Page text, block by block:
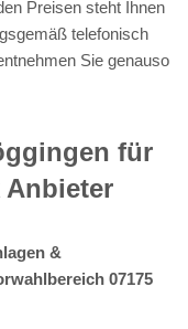
Preisen steht Ihnen
telefonisch
Sie genauso
für
&
07175